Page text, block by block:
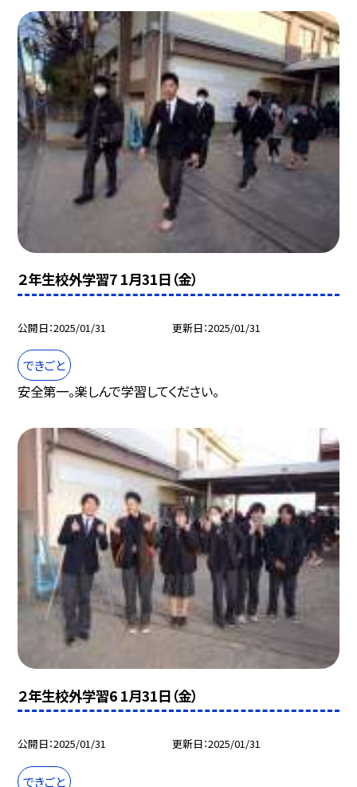
２年生校外学習7 1月31日（金）
公開日 2025/01/31 更新日 2025/01/31
できごと
安全第一。楽しんで学習してください。
２年生校外学習6 1月31日（金）
公開日 2025/01/31 更新日 2025/01/31
できごと